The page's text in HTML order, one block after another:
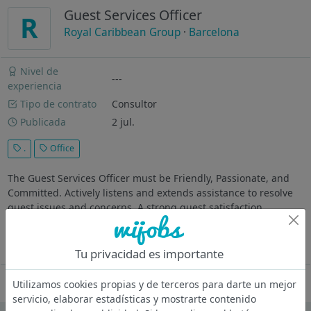
R Guest Services Officer
Royal Caribbean Group · Barcelona
Nivel de
experiencia
---
Tipo de contrato
Consultor
Publicada
2 jul.
. Office
The Guest Services Officer must be Friendly, Passionate, and
Committed. Actively listens and extends assistance to resolve
guest issues and concerns. A strong guest satisfaction
disposition is mandatory, a people person, with a great sense
Oferta desactivada
Tu privacidad es importante
Utilizamos cookies propias y de terceros para darte un mejor
servicio, elaborar estadísticas y mostrarte contenido